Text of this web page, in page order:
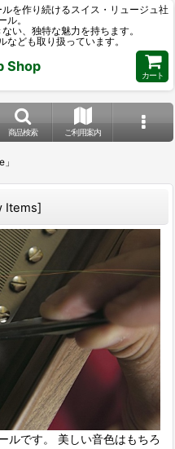
を作り続けるスイス・リュージュ社
ル。
い、独特な魅力を持ちます。
ども取り扱っています。
Shop
カート
商品検索 ご利用案内
Items]
ルです。 美しい音色はもちろ